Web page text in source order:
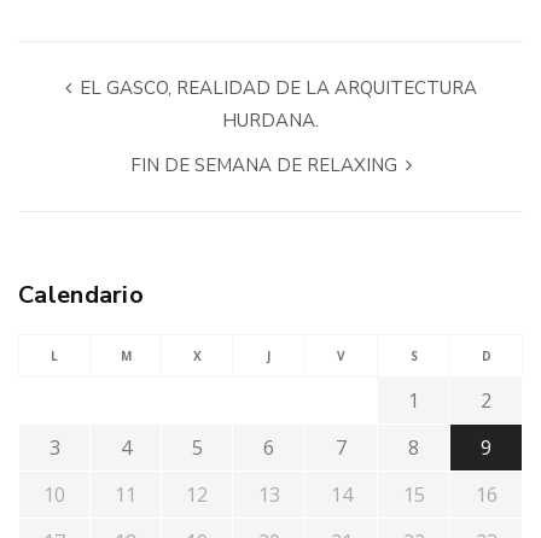
EL GASCO, REALIDAD DE LA ARQUITECTURA
HURDANA.
FIN DE SEMANA DE RELAXING
Calendario
L M X J V S D
1
2
3
4 5 6 7 8
9
10
11 12 13 14 15
16